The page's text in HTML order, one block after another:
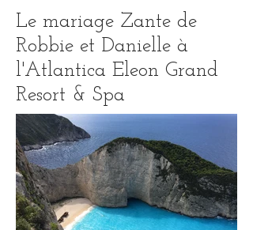
Le mariage Zante de
Robbie et Danielle à
l'Atlantica Eleon Grand
Resort & Spa